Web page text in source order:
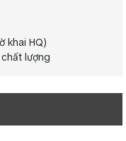
khai HQ)
lượng